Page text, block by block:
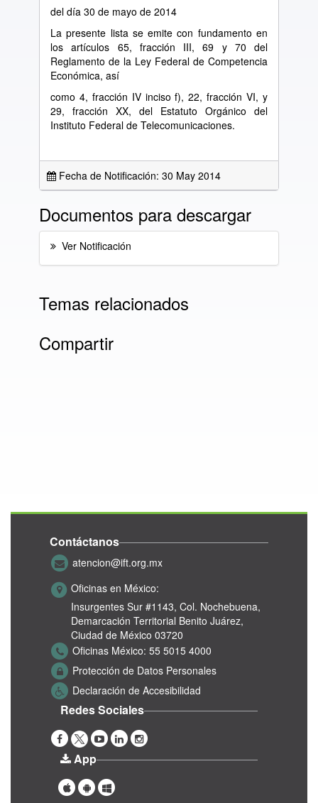
del día 30 de mayo de 2014
La presente lista se emite con fundamento en
los artículos 65, fracción III, 69 y 70 del
Reglamento de la Ley Federal de Competencia
Económica, así
como 4, fracción IV inciso f), 22, fracción VI, y
29, fracción XX, del Estatuto Orgánico del
Instituto Federal de Telecomunicaciones.
Fecha de Notificación: 30 May 2014
Documentos para descargar
Ver Notificación
Temas relacionados
Compartir
Contáctanos
atencion@ift.org.mx
Oficinas en México:
Insurgentes Sur #1143, Col. Nochebuena,
Demarcación Territorial Benito Juárez,
Ciudad de México 03720
Oficinas México: 55 5015 4000
Protección de Datos Personales
Declaración de Accesibilidad
Redes Sociales
App